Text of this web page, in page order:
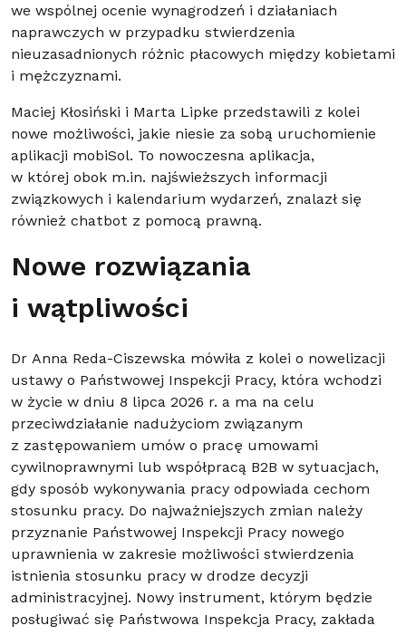
we wspólnej ocenie wynagrodzeń i działaniach
naprawczych w przypadku stwierdzenia
nieuzasadnionych różnic płacowych między kobietami
i mężczyznami.
Maciej Kłosiński i Marta Lipke przedstawili z kolei
nowe możliwości, jakie niesie za sobą uruchomienie
aplikacji mobiSol. To nowoczesna aplikacja,
w której obok m.in. najświeższych informacji
związkowych i kalendarium wydarzeń, znalazł się
również chatbot z pomocą prawną.
Nowe rozwiązania
i wątpliwości
Dr Anna Reda-Ciszewska mówiła z kolei o nowelizacji
ustawy o Państwowej Inspekcji Pracy, która wchodzi
w życie w dniu 8 lipca 2026 r. a ma na celu
przeciwdziałanie nadużyciom związanym
z zastępowaniem umów o pracę umowami
cywilnoprawnymi lub współpracą B2B w sytuacjach,
gdy sposób wykonywania pracy odpowiada cechom
stosunku pracy. Do najważniejszych zmian należy
przyznanie Państwowej Inspekcji Pracy nowego
uprawnienia w zakresie możliwości stwierdzenia
istnienia stosunku pracy w drodze decyzji
administracyjnej. Nowy instrument, którym będzie
posługiwać się Państwowa Inspekcja Pracy, zakłada